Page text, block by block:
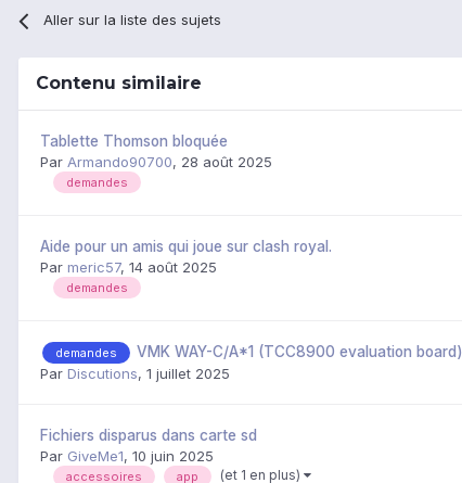
Aller sur la liste des sujets
Contenu similaire
Tablette Thomson bloquée
Par Armando90700, 28 août 2025
demandes
Aide pour un amis qui joue sur clash royal.
Par meric57, 14 août 2025
demandes
demandes
VMK WAY-C/A*1 (TCC8900 evaluation board)
Par Discutions, 1 juillet 2025
Fichiers disparus dans carte sd
Par GiveMe1, 10 juin 2025
accessoires app (et 1 en plus)